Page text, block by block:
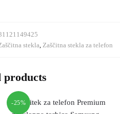
stekla Zaščitna stekla za telefon
products
-25%